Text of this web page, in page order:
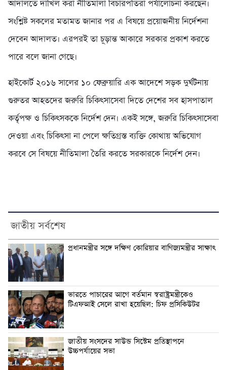
আদালতে দাখিল করা নীতিমালা বিচারপতিরা পর্যালোচনা করছেন।
সংশ্লিষ্ট সকলের মতামত জানার পর এ বিষয়ে প্রয়োজনীয় নির্দেশনা
দেবেন আদালত। এরপরই তা চূড়ান্ত আকারে সরকার প্রকাশ করতে
পারে বলে জানা গেছে।
হাইকোর্ট ২০১৬ সালের ১০ ফেব্রুয়ারি এক আদেশে সড়ক দুর্ঘটনায়
গুরুতর আহতদের জরুরি চিকিৎসাসেবা দিতে দেশের সব হাসপাতাল
কর্তৃপক্ষ ও চিকিৎসককে নির্দেশ দেন। একই সঙ্গে, জরুরি চিকিৎসাসেবা
দেওয়া এবং চিকিৎসা না পেলে ক্ষতিগ্রস্ত ব্যক্তি কোথায় অভিযোগ
করবে সে বিষয়ে নীতিমালা তৈরি করতে সরকারকে নির্দেশ দেন।
জাতীয় সর্বশেষ
প্রধানমন্ত্রীর সঙ্গে দক্ষিণ কোরিয়ার বাণিজ্যমন্ত্রীর সাক্ষাৎ
ভারতে পাচারের আগে বর্তমান স্বরাষ্ট্রমন্ত্রীকেও
টিএফআই সেলে রাখা হয়েছিল: চিফ প্রসিকিউটর
জাতীয় সংসদের সাউন্ড সিস্টেম প্রতিস্থাপনে
উচ্চপর্যায়ের সভা